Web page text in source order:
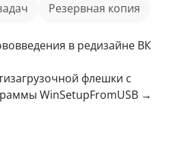
резервная копия
в редизайне ВК
флешки с
WinSetupFromUSB →